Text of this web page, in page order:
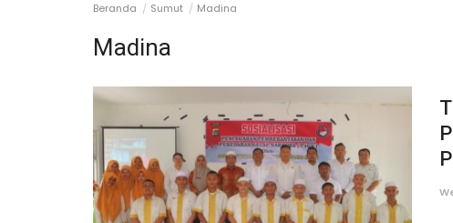
Beranda Sumut Madina
Madina